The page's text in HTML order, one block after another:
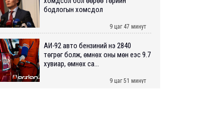
бодлогын хомсдол
9 цаг 47 минут
АИ-92 авто бензиний үнэ 2840
төгрөг болж, өмнөх оны мөн үеэс 9.7
хувиар, өмнөх са...
9 цаг 51 минут